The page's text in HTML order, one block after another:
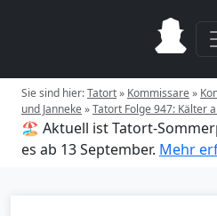
Sie sind hier:Tatort» Kommissare»
und Janneke»Tatort Folge 947: Kälter
🏖️ Aktuell ist Tatort-
es ab 13 September. Mehr